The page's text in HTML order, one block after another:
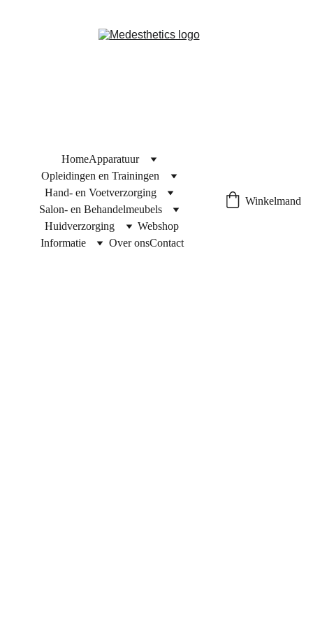
HomeApparatuur
Opleidingen en Trainingen
Hand- en Voetverzorging
Salon- en Behandelmeubels
Huidverzorging
Webshop
Informatie
Over onsContact
Winkelmand